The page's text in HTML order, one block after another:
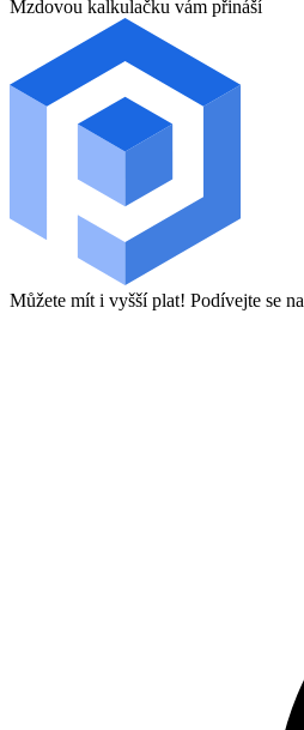
Mzdovou kalkulačku vám přináší
Můžete mít i vyšší plat! Podívejte se